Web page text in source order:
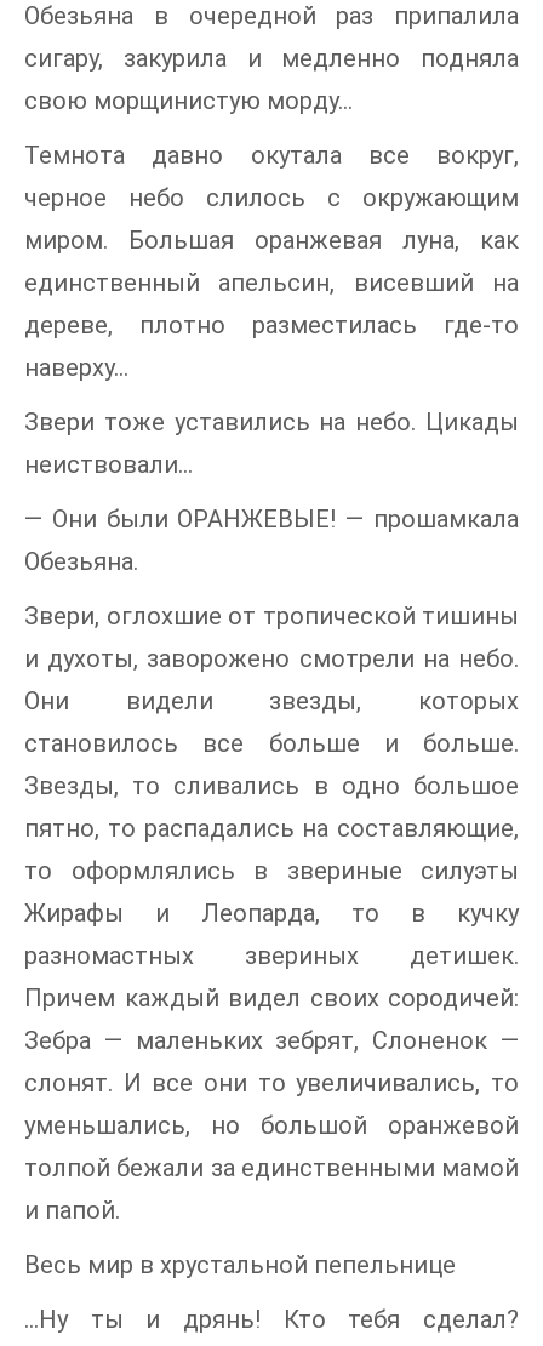
Обезьяна в очередной раз припалила
сигару, закурила и медленно подняла
свою морщинистую морду…
Темнота давно окутала все вокруг,
черное небо слилось с окружающим
миром. Большая оранжевая луна, как
единственный апельсин, висевший на
дереве, плотно разместилась где-то
наверху…
Звери тоже уставились на небо. Цикады
неиствовали…
— Они были ОРАНЖЕВЫЕ! — прошамкала
Обезьяна.
Звери, оглохшие от тропической тишины
и духоты, заворожено смотрели на небо.
Они видели звезды, которых
становилось все больше и больше.
Звезды, то сливались в одно большое
пятно, то распадались на составляющие,
то оформлялись в звериные силуэты
Жирафы и Леопарда, то в кучку
разномастных звериных детишек.
Причем каждый видел своих сородичей:
Зебра — маленьких зебрят, Слоненок —
слонят. И все они то увеличивались, то
уменьшались, но большой оранжевой
толпой бежали за единственными мамой
и папой.
Весь мир в хрустальной пепельнице
…Ну ты и дрянь! Кто тебя сделал?